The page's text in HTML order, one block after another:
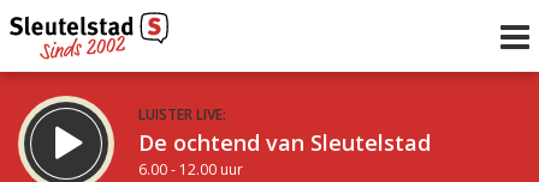
LUISTER LIVE:
De ochtend van Sleutelstad
6.00 - 12.00 uur